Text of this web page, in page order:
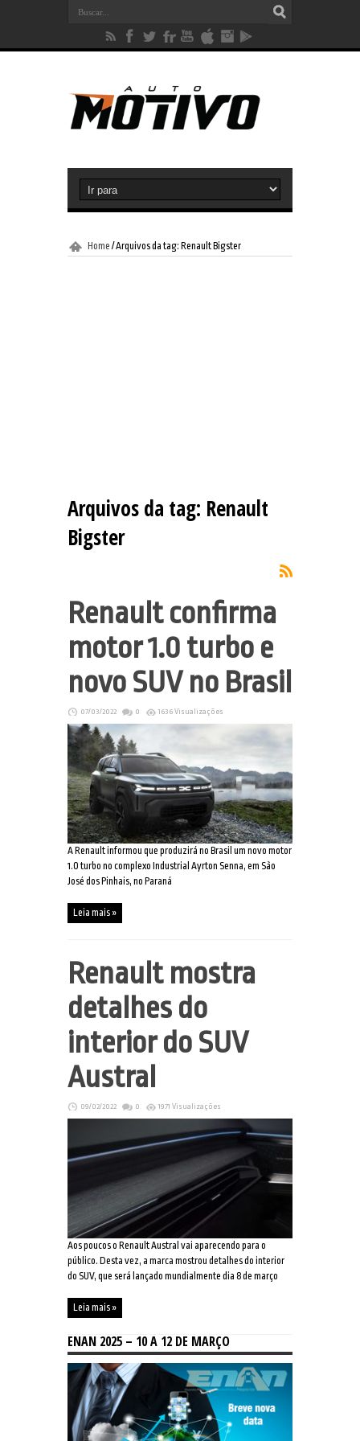
Home /Arquivos da tag: Renault Bigster
Arquivos da tag: Renault
Bigster
Renault confirma
motor 1.0 turbo e
novo SUV no Brasil
07/03/2022 0 1636 Visualizações
A Renault informou que produzirá no Brasil um novo motor
1.0 turbo no complexo Industrial Ayrton Senna, em São
José dos Pinhais, no Paraná
Leia mais »
Renault mostra
detalhes do
interior do SUV
Austral
09/02/2022 0 1971 Visualizações
Aos poucos o Renault Austral vai aparecendo para o
público. Desta vez, a marca mostrou detalhes do interior
do SUV, que será lançado mundialmente dia 8 de março
Leia mais »
ENAN 2025 – 10 A 12 DE MARÇO